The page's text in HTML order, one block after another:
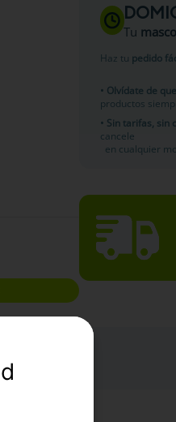
Tu
Haz tu pedido
• Olvídate de
productos
• Sin tarifas, sin
cancele
en cualquier